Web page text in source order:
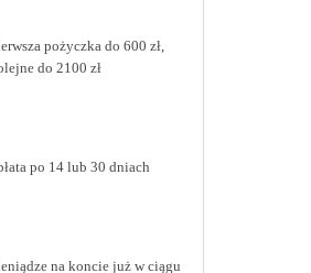
pożyczka do 600 zł,
do 2100 zł
po 14 lub 30 dniach
na koncie już w ciągu